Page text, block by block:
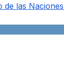
de las